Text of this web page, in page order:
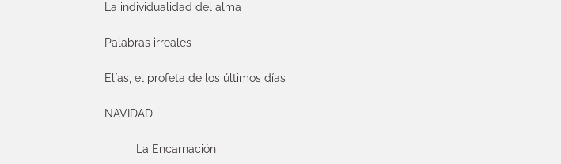
La individualidad del alma
Palabras irreales
Elías, el profeta de los últimos días
NAVIDAD
La Encarnación